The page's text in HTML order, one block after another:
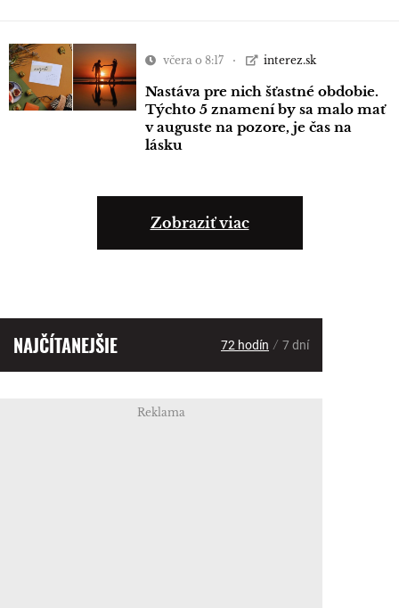
včera o 8:17 interez.sk
Nastáva pre nich šťastné obdobie.
Týchto 5 znamení by sa malo mať
v auguste na pozore, je čas na
lásku
Zobraziť viac
NAJČÍTANEJŠIE 72 hodín / 7 dní
Reklama